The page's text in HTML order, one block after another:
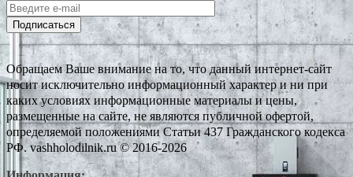
Подписаться
Обращаем Ваше внимание на то, что данный интернет-сайт
носит исключительно информационный характер и ни при
каких условиях информационные материалы и цены,
размещенные на сайте, не являются публичной офертой,
определяемой положениями Статьи 437 Гражданского кодекса
РФ. vashholodilnik.ru © 2016-2026